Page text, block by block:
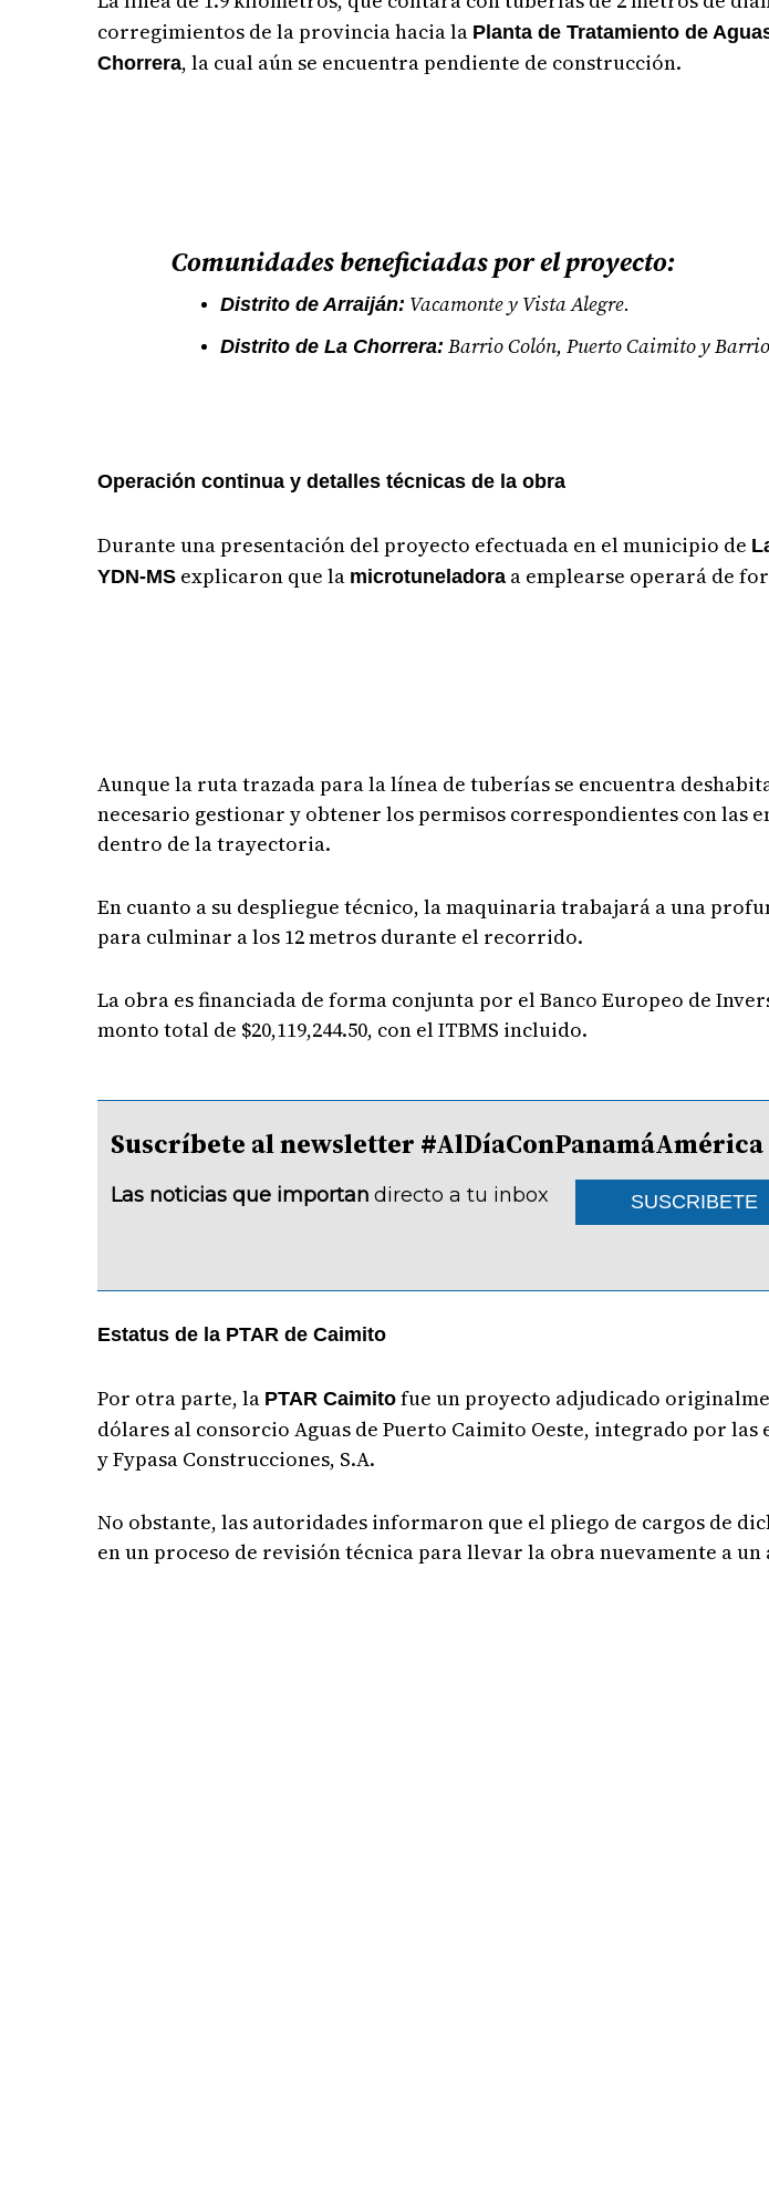
corregimientos de la provincia hacia la Planta de Tratamiento de
Chorrera, la cual aún se encuentra pendiente de construcción.
Comunidades beneficiadas por el proyecto:
Distrito de Arraiján: Vacamonte y Vista Alegre.
Distrito de La Chorrera: Barrio Colón, Puerto Caimito y
Operación continua y detalles técnicas de la obra
Durante una presentación del proyecto efectuada en el municipio de
YDN-MS explicaron que la microtuneladora a emplearse operará de
Aunque la ruta trazada para la línea de tuberías se encuentra
necesario gestionar y obtener los permisos correspondientes con las
dentro de la trayectoria.
En cuanto a su despliegue técnico, la maquinaria trabajará a una
para culminar a los 12 metros durante el recorrido.
La obra es financiada de forma conjunta por el Banco Europeo de
monto total de $20,119,244.50, con el ITBMS incluido.
Suscríbete al newsletter #AlDíaConPanamáAmérica
Las noticias que importan directo a tu inbox SUSCRIBETE
Estatus de la PTAR de Caimito
Por otra parte, la PTAR Caimito fue un proyecto adjudicado
dólares al consorcio Aguas de Puerto Caimito Oeste, integrado por las
y Fypasa Construcciones, S.A.
No obstante, las autoridades informaron que el pliego de cargos de
en un proceso de revisión técnica para llevar la obra nuevamente a un